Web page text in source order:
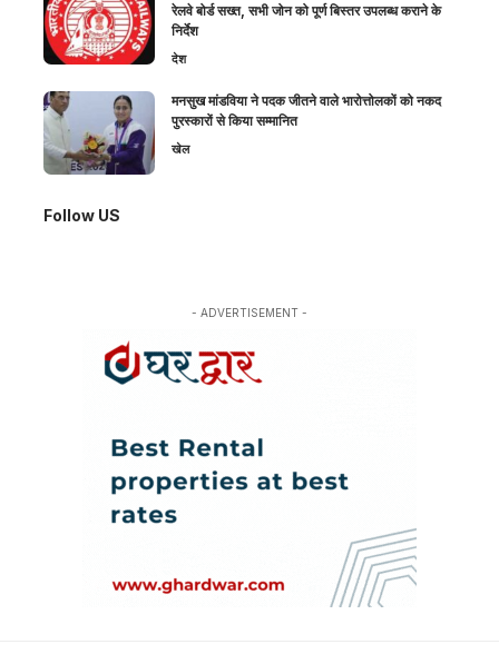
रेलवे बोर्ड सख्त, सभी जोन को पूर्ण बिस्तर उपलब्ध कराने के
निर्देश
देश
मनसुख मांडविया ने पदक जीतने वाले भारोत्तोलकों को नकद
पुरस्कारों से किया सम्मानित
खेल
Follow US
- ADVERTISEMENT -